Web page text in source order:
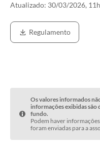
Atualizado: 30/03/2026,
Regulamento
Os valores informados
informações exibidas são
fundo.
Podem haver
foram enviadas para a